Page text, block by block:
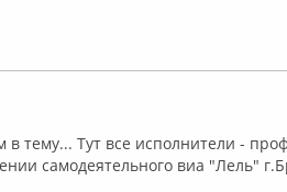
тему... Тут все исполнители -
самодеятельного виа "Лель"